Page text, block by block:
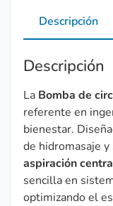
Descripción
Descripción
La Bomba de
referente en
bienestar.
de hidromasaje
aspiración
sencilla en
optimizando el